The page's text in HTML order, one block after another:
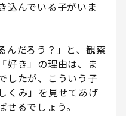
込んでいる子がいま
んだろう？」と、観察
好き」の理由は、ま
したが、こういう子
くみ」を見せてあげ
るでしょう。